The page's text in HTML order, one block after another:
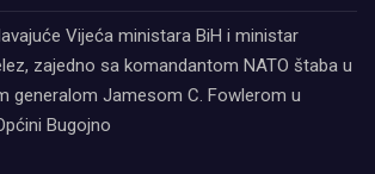
Vijeća ministara BiH i ministar
zajedno sa komandantom NATO štaba u
generalom Jamesom C. Fowlerom u
Bugojno